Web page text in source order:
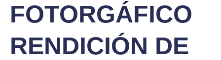
FOTORGÁFICO
RENDICIÓN DE